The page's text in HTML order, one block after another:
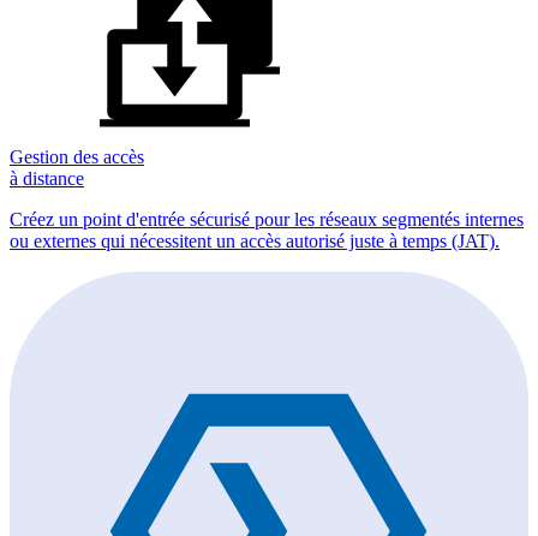
Gestion des accès
à distance
Créez un point d'entrée sécurisé pour les réseaux segmentés internes
ou externes qui nécessitent un accès autorisé juste à temps (JAT).